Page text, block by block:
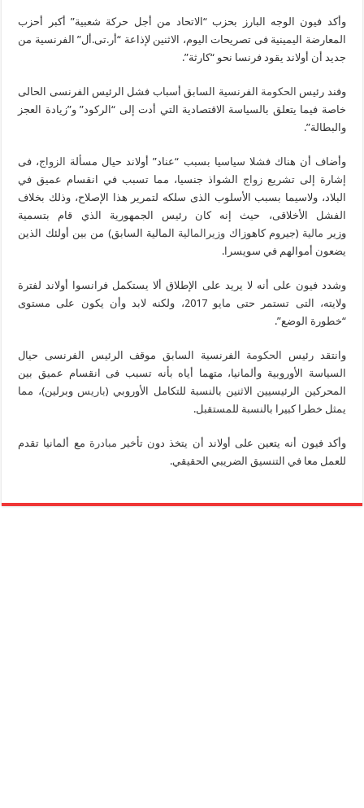
وأكد فيون الوجه البارز بحزب “الاتحاد من أجل حركة شعبية” أكبر أحزب
المعارضة اليمينية فى تصريحات اليوم، الاثنين لإذاعة “أر.تى.أل” الفرنسية من
جديد أن أولاند يقود فرنسا نحو “كارثة”.
وفند رئيس الحكومةالفرنسية السابق أسباب فشل الرئيس الفرنسى الحالى
خاصة فيما يتعلق بالسياسة الاقتصادية التي أدت إلى “الركود” و”زيادة العجز
والبطالة”.
وأضاف أن هناك فشلا سياسيا بسبب “عناد” أولاند حيال مسألة الزواج، فى
إشارة إلى تشريع زواجالشواذ جنسيا، مما تسبب في انقسام عميق في
البلاد، ولاسيما بسبب الأسلوب الذى سلكه لتمرير هذا الإصلاح، وذلك بخلاف
الفشل الأخلاقى، حيث إنه كان رئيس الجمهورية الذي قام بتسمية
وزير
مالية(جيروم كاهوزاك وزير الماليةالمالية السابق) من بين أولئك الذين
يضعون أموالهم في سويسرا.
وشدد فيون على أنه لا يريد على الإطلاق ألا يستكمل فرانسوا أولاند لفترة
ولايته، التى تستمر حتى مايو 2017، ولكنه لابد وأن يكون على مستوى
“خطورة الوضع”.
وانتقد رئيس الحكومةالفرنسية السابق موقف الرئيس الفرنسى حيال
السياسة الأوروبية وألمانيا، متهما أياه بأنه تسبب فى انقسام عميق بين
المحركين الرئيسيين الاثنين بالنسبة للتكامل الأوروبي (باريسوبرلين)، مما
يمثل خطرا كبيرا بالنسبة للمستقبل.
وأكد فيون أنه يتعين على أولاند أن يتخذ دون تأخير مبادرةمع ألمانيا تقدم
للعمل معا في التنسيق الضريبي الحقيقي.